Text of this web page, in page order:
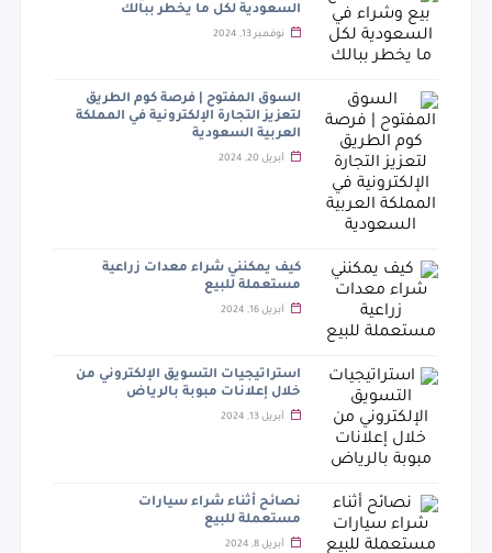
السعودية لكل ما يخطر ببالك
نوفمبر 13, 2024
السوق المفتوح | فرصة كوم الطريق
لتعزيز التجارة الإلكترونية في المملكة
العربية السعودية
أبريل 20, 2024
كيف يمكنني شراء معدات زراعية
مستعملة للبيع
أبريل 16, 2024
استراتيجيات التسويق الإلكتروني من
خلال إعلانات مبوبة بالرياض
أبريل 13, 2024
نصائح أثناء شراء سيارات
مستعملة للبيع
أبريل 8, 2024